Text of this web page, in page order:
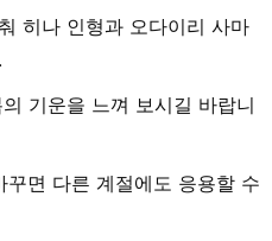
히나 인형과 오다이리 사마
기운을 느껴 보시길 바랍니
면 다른 계절에도 응용할 수